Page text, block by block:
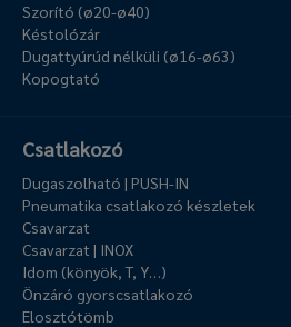
Szorító (ø20-ø40)
Késtolózár
Dugattyúrúd nélküli (ø16-ø63)
Kopogtató
Csatlakozó
Dugaszolható | PUSH-IN
Pneumatika csatlakozó készletek
Csavarzat
Csavarzat | INOX
Idom (könyök, T, Y…)
Önzáró gyorscsatlakozó
Elosztótömb